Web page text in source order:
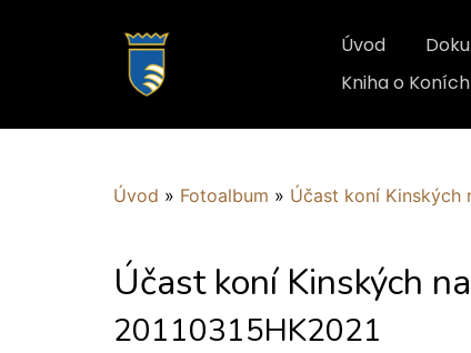
Úvod
Kniha o
Úvod » Fotoalbum » Účast koní Kinských
Účast koní Kinských
20110315HK2021